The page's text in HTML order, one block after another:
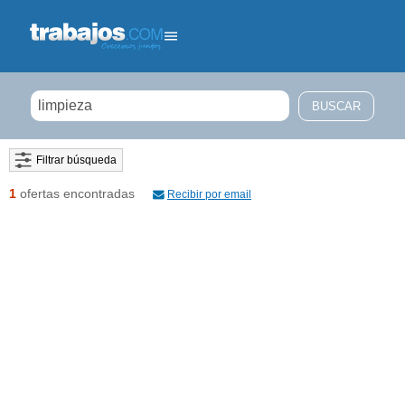
Filtrar búsqueda
1 ofertas encontradas Recibir por email